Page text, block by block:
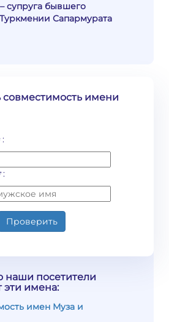
супруга бывшего
Сапармурата
совместимость имени
Проверить
наши посетители
имена:
имен Муза и